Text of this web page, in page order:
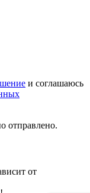
и соглашаюсь
отправлено.
от